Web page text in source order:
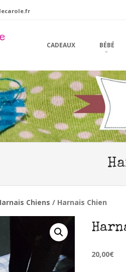
Menu
SKIP TO CONTENT
CADEAUX BÉBÉ
Chiens / Harnais Chien
20,00€